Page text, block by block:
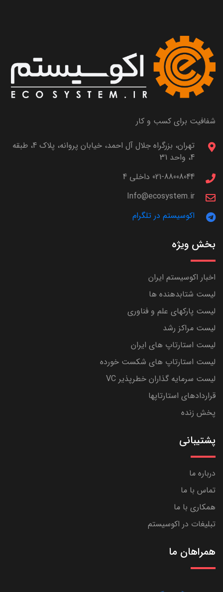
شفافیت برای کسب و کار
تهران، بزرگراه جلال آل احمد، خیابان پروانه، پلاک 4، طبقه
4، واحد 31
021-88008044 داخلی 4
Info@ecosystem.ir
اکوسیستم در تلگرام
بخش ویژه
اخبار اکوسیستم ایران
لیست شتابدهنده ها
لیست پارکهای علم و فناوری
لیست مراکز رشد
لیست استارتاپ های ایران
لیست استارتاپ های شکست خورده
لیست سرمایه گذاران خطرپذیر VC
قراردادهای استارتاپها
پخش زنده
پشتیبانی
درباره ما
تماس با ما
همکاری با ما
تبلیغات در اکوسیستم
همراهان ما